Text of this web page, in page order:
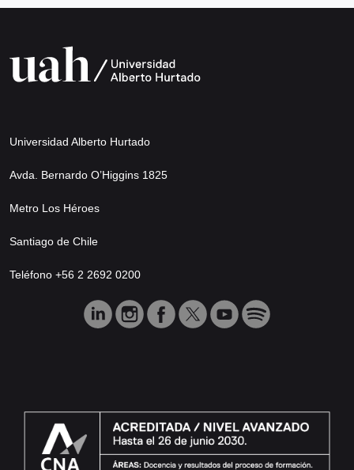
Universidad Alberto Hurtado
Avda. Bernardo O’Higgins 1825
Metro Los Héroes
Santiago de Chile
Teléfono +56 2 2692 0200